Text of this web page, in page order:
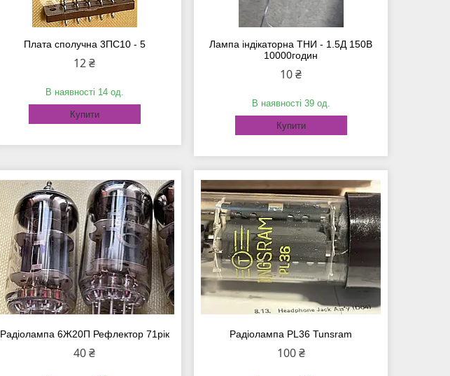
Плата сполучна 3ПС10 - 5
12 ₴
В наявності 14 од.
Купити
Лампа індікаторна ТНИ - 1.5Д 150В
10000годин
10 ₴
В наявності 39 од.
Купити
Радіолампа 6Ж20П Рефлектор 71рік
40 ₴
Радіолампа PL36 Tunsram
100 ₴